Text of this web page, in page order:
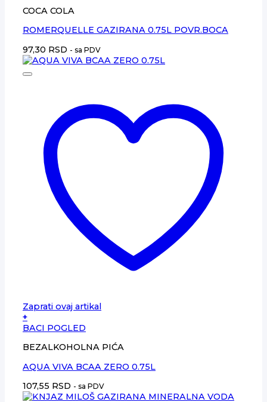
COCA COLA
ROMERQUELLE GAZIRANA 0.75L POVR.BOCA
97,30 RSD - sa PDV
Zaprati ovaj artikal
+
BACI POGLED
BEZALKOHOLNA PIĆA
AQUA VIVA BCAA ZERO 0.75L
107,55 RSD - sa PDV